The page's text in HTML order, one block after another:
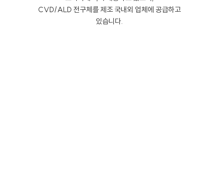
CVD/ALD 전구체를 제조 국내외 업체에 공급하고
있습니다.